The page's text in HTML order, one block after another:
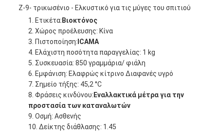
Ζ-9- τρικωσένιο - Ελκυστικό για τις μύγες του σπιτιού
Ετικέτα: Βιοκτόνος
Χώρος προέλευσης: Κίνα
Πιστοποίηση: ICAMA
Ελάχιστη ποσότητα παραγγελίας: 1 kg
Συσκευασία: 850 γραμμάρια/ φιάλη
Εμφάνιση: Ελαφρώς κίτρινο Διαφανές υγρό
Σημείο τήξης: 45,2 °C
Φράσεις κινδύνου: Εναλλακτικά μέτρα για την
προστασία των καταναλωτών
Οσμή: Ασθενής
Δείκτης διάθλασης: 1.45